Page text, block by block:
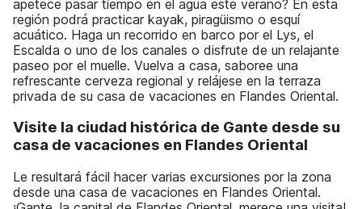
apetece pasar tiempo en el agua este verano? En esta
región podrá practicar kayak, piragüismo o esquí
acuático. Haga un recorrido en barco por el Lys, el
Escalda o uno de los canales o disfrute de un relajante
paseo por el muelle. Vuelva a casa, saboree una
refrescante cerveza regional y relájese en la terraza
privada de su casa de vacaciones en Flandes Oriental.
Visite la ciudad histórica de Gante desde su
casa de vacaciones en Flandes Oriental
Le resultará fácil hacer varias excursiones por la zona
desde una casa de vacaciones en Flandes Oriental.